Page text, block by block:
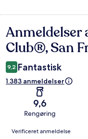
Anmeldelser
Anmeldelser
Club®, San
9,2 Fantastisk
1.383 anmeldelser
9,6
Rengøring
Anmeldelser
Verificeret anmeldelse